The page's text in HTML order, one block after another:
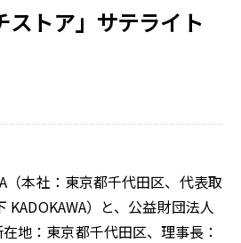
ストア」サテライト
（本社：東京都千代田区、代表取
KADOKAWA）と、公益財団法人
地：東京都千代田区、理事長：